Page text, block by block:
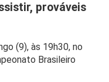
prováveis
(9), às 19h30, no
Brasileiro